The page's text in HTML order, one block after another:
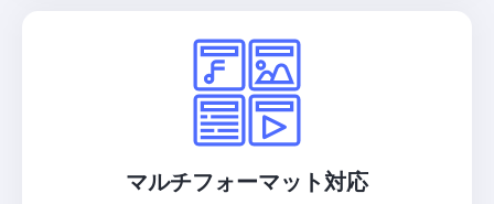
マルチフォーマット対応